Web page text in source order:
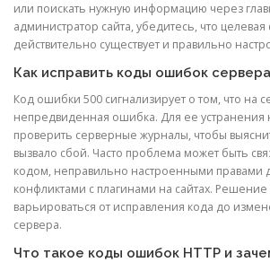
или поискать нужную информацию через
администратор сайта, убедитесь, что целевая
действительно существует и правильно
Как исправить коды ошибок
Код ошибки 500 сигнализирует о том, что на
непредвиденная ошибка. Для ее
проверить серверные журналы, чтобы
вызвало сбой. Часто проблема может быть
кодом, неправильно настроенными правами
конфликтами с плагинами на сайтах.
варьироваться от исправления кода до
сервера.
Что такое коды ошибок HTTP и